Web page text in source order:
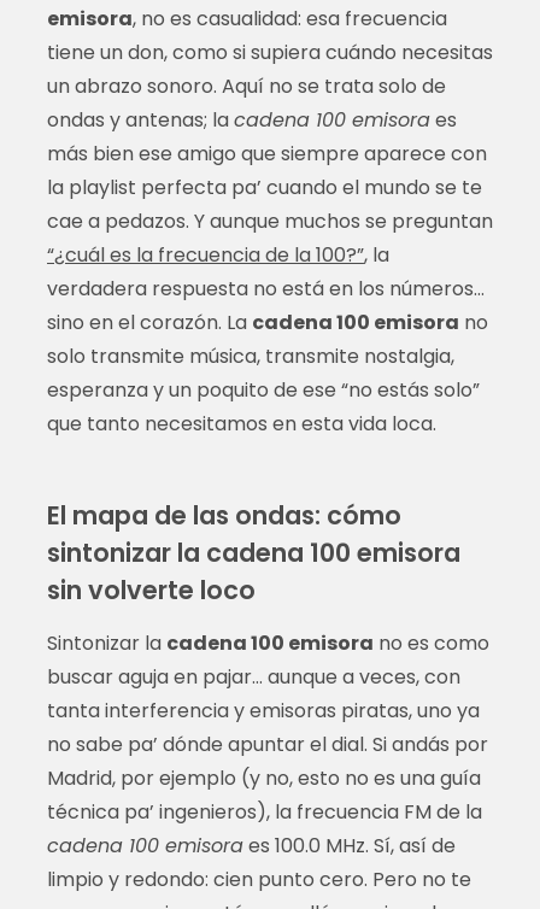
emisora, no es casualidad: esa frecuencia
tiene un don, como si supiera cuándo necesitas
un abrazo sonoro. Aquí no se trata solo de
ondas y antenas; lacadena 100 emisoraes
más bien ese amigo que siempre aparece con
la playlist perfecta pa’ cuando el mundo se te
cae a pedazos. Y aunque muchos se preguntan
“¿cuál es la frecuencia de la 100?”, la
verdadera respuesta no está en los números…
sino en el corazón. La cadena 100 emisora no
solo transmite música, transmite nostalgia,
esperanza y un poquito de ese “no estás solo”
que tanto necesitamos en esta vida loca.
El mapa de las ondas: cómo
sintonizar la cadena 100 emisora
sin volverte loco
Sintonizar la cadena 100 emisora no es como
buscar aguja en pajar… aunque a veces, con
tanta interferencia y emisoras piratas, uno ya
no sabe pa’ dónde apuntar el dial. Si andás por
Madrid, por ejemplo (y no, esto no es una guía
técnica pa’ ingenieros), la frecuencia FM de la
cadena 100 emisoraes 100.0 MHz. Sí, así de
limpio y redondo: cien punto cero. Pero no te